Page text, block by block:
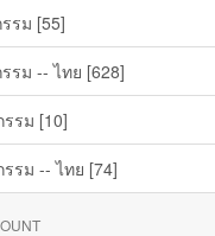
รม [55]
รม -- ไทย [628]
รม [10]
รม -- ไทย [74]